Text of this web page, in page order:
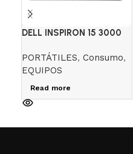
DELL INSPIRON 15 3000
SSD 512GB, DDR4 8GB,
Pantalla 15.6″ FHD, Linux,
Platinum Silver
PORTÁTILES, Consumo,
EQUIPOS
Read more